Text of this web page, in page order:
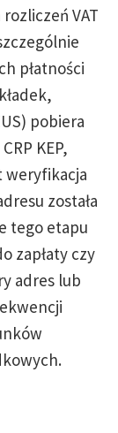
VAT
płatności
pobiera
KEP,
weryfikacja
została
tego etapu
zapłaty czy
adres lub